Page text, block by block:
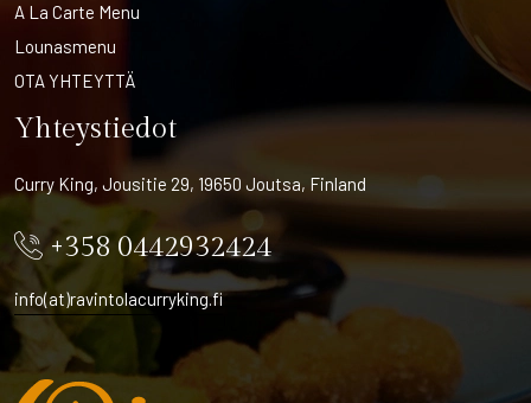
A La Carte Menu
Lounasmenu
OTA YHTEYTTÄ
Yhteystiedot
Curry King, Jousitie 29, 19650 Joutsa, Finland
+358 0442932424
info(at)ravintolacurryking.fi